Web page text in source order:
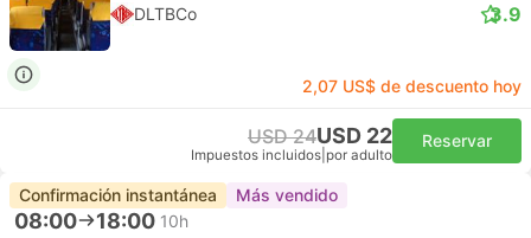
DLTBCo 3.9
2,07 US$ de descuento hoy
USD 24USD 22
Impuestos incluidos por adulto
Reservar
Confirmación instantánea Más vendido
08:00 18:00 10h